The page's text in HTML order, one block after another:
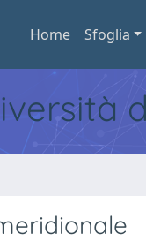
Home Sfoglia